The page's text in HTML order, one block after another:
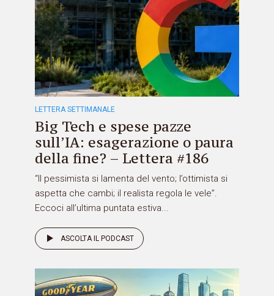
LETTERA SETTIMANALE
Big Tech e spese pazze
sull’IA: esagerazione o paura
della fine? – Lettera #186
“Il pessimista si lamenta del vento; l’ottimista si
aspetta che cambi; il realista regola le vele”.
Eccoci all’ultima puntata estiva...
ASCOLTA IL PODCAST